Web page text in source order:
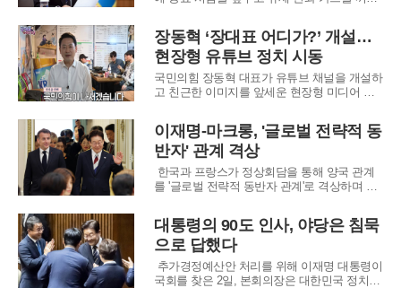
양도세 중과 배제 혜택의 적용 기준을 대폭 완
화하는 방안을 검토하라고 지시했다. 현재는
해당 날짜까지 계약과 토지거래허가를 모두 마
쳐야 하지만, 앞으로는 허가 신청만 해도 혜택
장동혁 ‘장대표 어디가?’ 개설…
현장형 유튜브 정치 시동
국민의힘 장동혁 대표가 유튜브 채널을 개설하
고 친근한 이미지를 앞세운 현장형 미디어 행
‘대중과의 스킨십 부족’ 지적을 의식한 듯, 충청
도 사투리와 소탈한 화법으로 청년층과의 접점
을 넓히는 모습이 영상에 담겼다.장 대표는 지
난 2일 유튜브 채널 ‘장대표 어디가?’를 개
이재명-마크롱, '글로벌 전략적 동
반자' 관계 격상
한국과 프랑스가 정상회담을 통해 양국 관계
를 '글로벌 전략적 동반자 관계'로 격상하며 새
과 국빈 방한한 에마뉘엘 마크롱 프랑스 대통
령은 미래 첨단 산업부터 안보, 문화에 이르는
전방위적 협력 강화에 합의했다.양국 정상은
이번 회담을 계기로 인공지능(AI), 반도체, 핵
대통령의 90도 인사, 야당은 침묵
으로 답했다
추가경정예산안 처리를 위해 이재명 대통령이
국회를 찾은 2일, 본회의장은 대한민국 정치의